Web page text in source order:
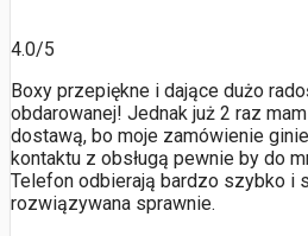
4.0/5
Boxy przepiękne i dające dużo
obdarowanej! Jednak już 2 raz
dostawą, bo moje zamówienie
kontaktu z obsługą pewnie by do
Telefon odbierają bardzo szybko i
rozwiązywana sprawnie.